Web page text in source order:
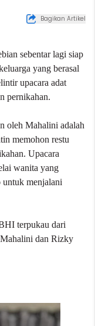
Bagikan Artikel
sebentar lagi siap
yang berasal
upacara adat
pernikahan.
oleh Mahalini adalah
memohon restu
Upacara
wanita yang
untuk menjalani
terpukau dari
dan Rizky